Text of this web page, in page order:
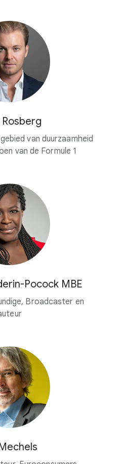
van duurzaamheid
van de Formule 1
Pocock MBE
Broadcaster en